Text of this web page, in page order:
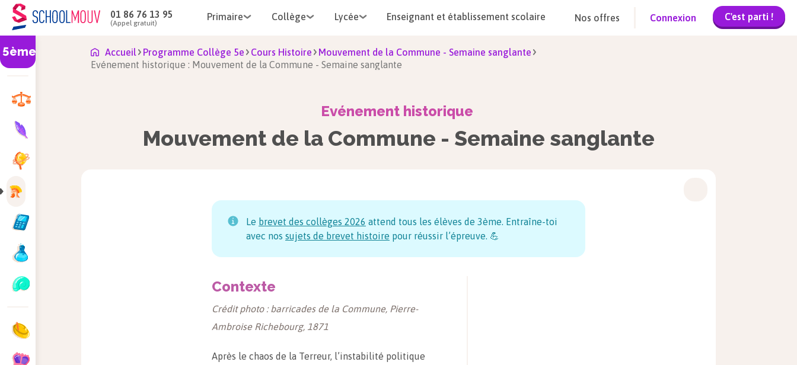
01 86 76 13 95
(Appel gratuit)
Primaire Collège Lycée Enseignant et établissement scolaire Nos offres Connexion C'est parti !
5ème Accueil Programme Collège 5e Cours Histoire
Mouvement de la Commune - Semaine sanglante
Evénement historique : Mouvement de la Commune - Semaine sanglante
Evénement historique
Mouvement de la Commune - Semaine sanglante
Le brevet des collèges 2026 attend tous les élèves de 3ème. Entraîne-toi
avec nos sujets de brevet histoire pour réussir l’épreuve. 💪
Contexte
Crédit photo : barricades de la Commune, Pierre-
Ambroise Richebourg, 1871
Après le chaos de la Terreur, l’instabilité politique